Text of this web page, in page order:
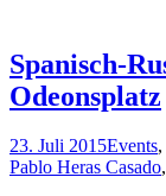
Spanisch-
Odeonsplatz
23. Juli 2015Events,
Pablo Heras Casado,